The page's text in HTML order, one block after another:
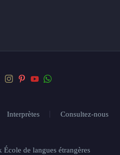
Interprètes Consultez-nous
de langues étrangères